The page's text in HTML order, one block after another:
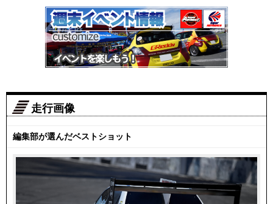
走行画像
編集部が選んだベストショット